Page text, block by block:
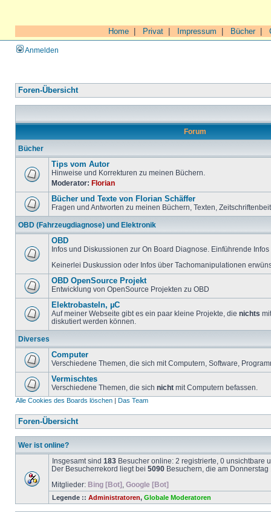
Home Privat Impressum Bücher|
Anmelden
Foren-Übersicht
Forum
Bücher
Tips vom Autor
Hinweise und Korrekturen zu meinen Büchern.
Moderator: Florian
Bücher und Texte von Florian Schäffer
Fragen und Antworten zu meinen Büchern, Texten,
OBD (Fahrzeugdiagnose) und Elektronik
OBD
Infos und Diskussionen zur On Board Diagnose. Einführende
Keinerlei Duskussion oder Infos über Tachomanipulationen
OBD OpenSource Projekt
Entwicklung von OpenSource Projekten zu OBD
Elektrobasteln, µC
Auf meiner Webseite gibt es ein paar kleine Projekte, die nichts
diskutiert werden können.
Diverses
Computer
Verschiedene Themen, die sich mit Computern, Software,
Vermischtes
Verschiedene Themen, die sich nicht mit Computern befassen.
Alle Cookies des Boards löschen | Das Team
Foren-Übersicht
Wer ist online?
Insgesamt sind 183 Besucher online: 2 registrierte, 0 unsichtbare
Der Besucherrekord liegt bei 5090 Besuchern, die am
Mitglieder: Bing [Bot] Google [Bot]
Legende :: Administratoren, Globale Moderatoren